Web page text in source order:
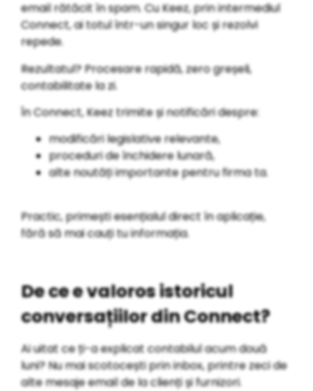
email rătăcit în spam. Cu Keez, prin intermediul
Connect, ai totul într-un singur loc și rezolvi
repede.
Rezultatul? Procesare rapidă, zero greșeli,
contabilitate la zi.
În Connect, Keez trimite și notificări despre:
modificări legislative relevante,
proceduri de închidere lunară,
alte noutăți importante pentru firma ta.
Practic, primești esențialul direct în aplicație,
fără să mai cauți tu informația.
De ce e valoros istoricul
conversațiilor din Connect?
Ai uitat ce ți-a explicat contabilul acum două
luni? Nu mai scotocești prin inbox, printre zeci de
alte mesaje email de la clienți și furnizori.